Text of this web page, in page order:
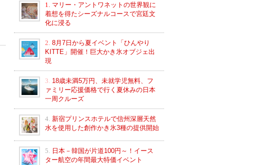
1.
マリー・アントワネットの世界観に
着想を得たシーズナルコースで宮廷文
化に浸る
2. 8月7日から夏イベント「ひんやり
KITTE」開催！巨大かき氷オブジェ出
現
3. 18歳未満5万円、未就学児無料、フ
ァミリー応援価格で行く夏休みの日本
一周クルーズ
4. 新宿プリンスホテルで信州深層天然
水を使用した創作かき氷3種の提供開始
5.
日本－韓国が片道100円～！イース
ター航空の年間最大特価イベント